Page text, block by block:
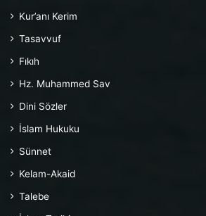
Kur’anı Kerim
Tasavvuf
Fıkıh
Hz. Muhammed Sav
Dini Sözler
İslam Hukuku
Sünnet
Kelam-Akaid
Talebe